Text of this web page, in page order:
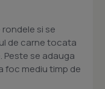
si se
de carne tocata
Peste se adauga
foc mediu timp de